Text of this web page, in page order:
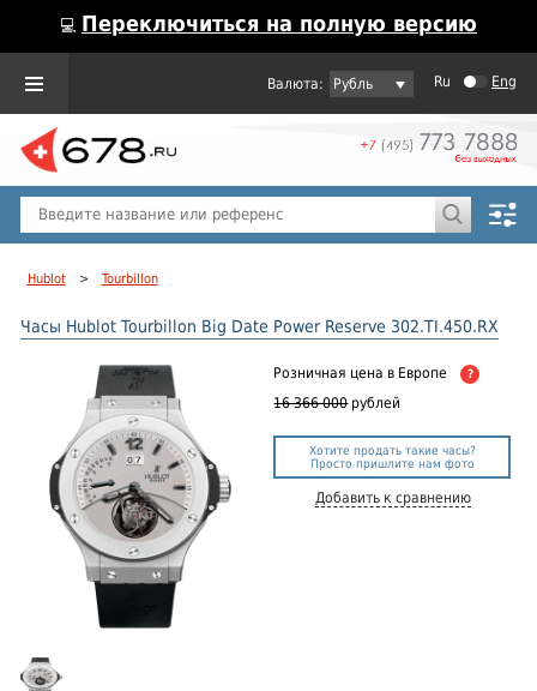
💻 Переключиться на полную версию
Рубль Ru Eng
Hublot > Tourbillon
Часы Hublot Tourbillon Big Date Power Reserve 302.TI.450.RX
Розничная цена в Европе ?
16 366 000 рублей
Хотите продать такие часы?
Просто пришлите нам фото
Добавить к сравнению